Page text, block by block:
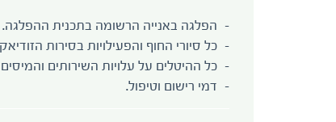
הפלגה באנייה הרשומה בתכנית ההפלגה.
כל סיורי החוף והפעילויות בסירות
כל ההיטלים על עלויות השירותים
דמי רישום וטיפול.